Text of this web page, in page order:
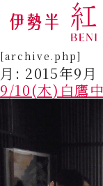
[archive.php]
月: 2015年9月
9/10(木)白鷹